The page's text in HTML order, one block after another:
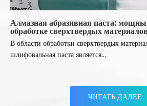
Алмазная абразивная паста:
обработке сверхтвердых материалов
В области обработки сверхтвердых
шлифовальная паста является...
ЧИТАТЬ ДАЛЕЕ